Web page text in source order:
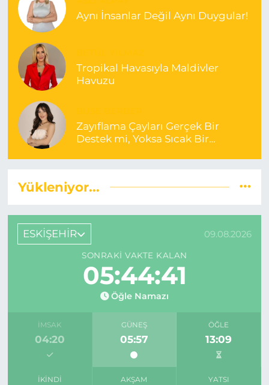
Aynı İnsanlar Değil Aynı Duygular!
Tropikal Havasıyla Maldivler
Havuzu
Zayıflama Çayları Gerçek Bir
Destek mi, Yoksa Sıcak Bir
Yükleniyor...
ESKİŞEHİR 09.08.2026
SONRAKI VAKTE KALAN
05:44:40
Öğle Namazı
İMSAK
04:20
GÜNEŞ
05:57
ÖĞLE
13:09
İKINDI AKŞAM YATSI